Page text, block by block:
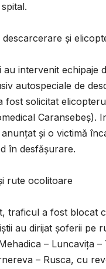
și
au intervenit echipaje
autospeciale de
fost solicitat
Caransebeș).
și o victimă
în desfășurare.
rute ocolitoare
traficul a fost blocat
au dirijat șoferii pe
– Luncavița –
– Rusca, cu